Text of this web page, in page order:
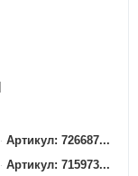
Артикул: 726687...
Артикул: 715973...